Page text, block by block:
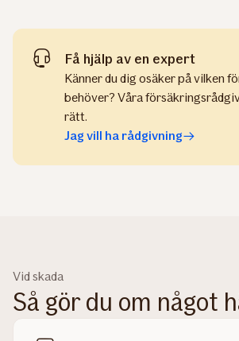
Få hjälp av en expert
Känner du dig osäker på vilken
behöver? Våra
rätt.
Jag vill ha rådgivning
Vid skada
Så gör du om något